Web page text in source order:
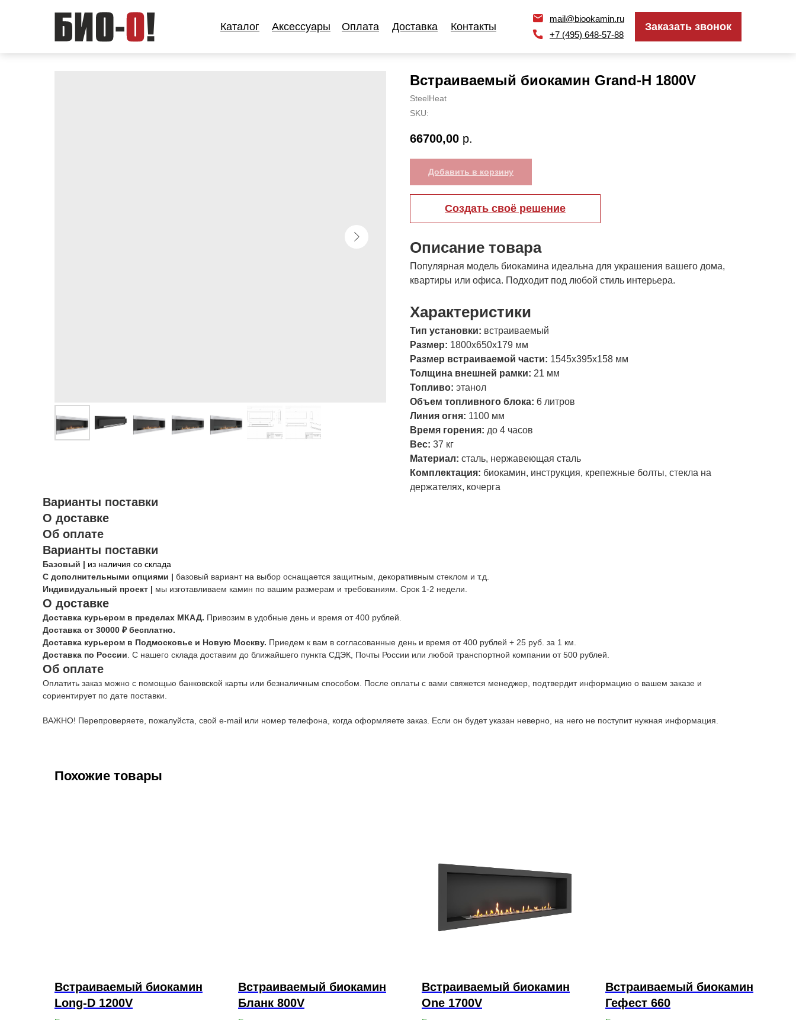
Доставка Контакты
Оплата Заказать звонок
+7 (495) 648-57-88
mail@biookamin.ru
Каталог Аксессуары
Каталог Аксессуары Доставка Контакты
Оплата Заказать звонок
+7 (495) 648-57-88
mail@biookamin.ru
Встраиваемый биокамин Grand-H 1800V
SteelHeat
SKU:
66700,00 р.
Добавить в корзину
Создать своё решение
Описание товара
Популярная модель биокамина идеальна для украшения вашего дома,
квартиры или офиса. Подходит под любой стиль интерьера.
Характеристики
Тип установки: встраиваемый
Размер: 1800х650х179 мм
Размер встраиваемой части: 1545х395х158 мм
Толщина внешней рамки: 21 мм
Топливо: этанол
Объем топливного блока: 6 литров
Линия огня: 1100 мм
Время горения: до 4 часов
Вес: 37 кг
Материал: сталь, нержавеющая сталь
Комплектация: биокамин, инструкция, крепежные болты, стекла на
держателях, кочерга
Варианты поставки
О доставке
Об оплате
Варианты поставки
Базовый | из наличия со склада
С дополнительными опциями | базовый вариант на выбор оснащается защитным, декоративным стеклом и т.д.
Индивидуальный проект | мы изготавливаем камин по вашим размерам и требованиям. Срок 1-2 недели.
О доставке
Доставка курьером в пределах МКАД. Привозим в удобные день и время от 400 рублей.
Доставка от 30000 ₽ бесплатно.
Доставка курьером в Подмосковье и Новую Москву. Приедем к вам в согласованные день и время от 400 рублей + 25 руб. за 1 км.
Доставка по России. С нашего склада доставим до ближайшего пункта СДЭК, Почты России или любой транспортной компании от 500 рублей.
Об оплате
Оплатить заказ можно с помощью банковской карты или безналичным способом. После оплаты с вами свяжется менеджер, подтвердит информацию о вашем заказе и
сориентирует по дате поставки.
ВАЖНО! Перепроверяете, пожалуйста, свой e-mail или номер телефона, когда оформляете заказ. Если он будет указан неверно, на него не поступит нужная информация.
Похожие товары
Встраиваемый биокамин
Long-D 1200V
Встраиваемый биокамин
Бланк 800V
Встраиваемый биокамин
One 1700V
Встраиваемый биокамин
Гефест 660